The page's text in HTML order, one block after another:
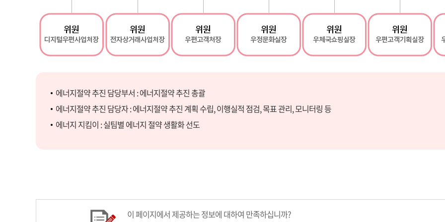
에너지절약 추진 담당부서 : 에너지절약 추진 총괄
에너지절약 추진 담당자 : 에너지절약 추진 계획 수립, 이행실적 점검, 목표 관리, 모니터링 등
에너지 지킴이 : 실팀별 에너지 절약 생활화 선도
이 페이지에서 제공하는 정보에 대하여 만족하십니까?